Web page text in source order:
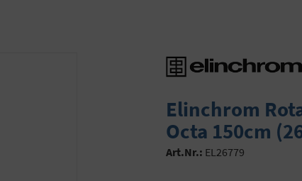
Elinchrom
Octa 150cm
Art.Nr.: EL26779